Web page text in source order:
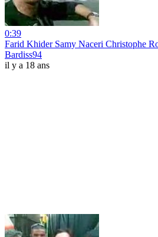
0:39
Farid Khider Samy Naceri Christophe
Bardiss94
il y a 18 ans